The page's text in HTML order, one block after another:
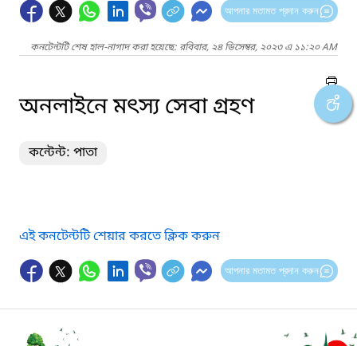
আপনার মতামত প্রদান করুন
কনটেন্টটি শেষ হাল-নাগাদ করা হয়েছে: রবিবার, ২৪ ডিসেম্বর, ২০২৩ এ ১১:২০ AM
অনলাইনে মৎস্য সেবা গ্রহণ
কন্টেন্ট: পাতা
এই কনটেন্টটি শেয়ার করতে ক্লিক করুন
আপনার মতামত প্রদান করুন